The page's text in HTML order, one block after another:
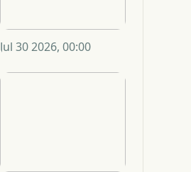
Jul 30 2026, 00:00